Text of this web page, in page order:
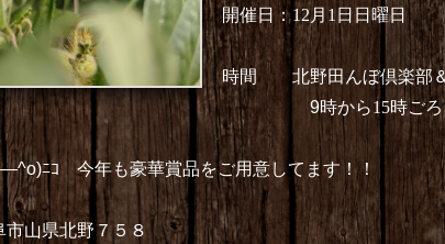
開催日：12月1日日曜日
時間 北野田んぼ倶楽部
9時から15時ご
ｺ 今年も豪華賞品をご用意してます！！
山県北野７５８